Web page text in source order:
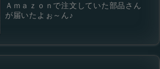
Ａｍａｚｏｎで注文していた部品さん
が届いたよぉ～ん♪